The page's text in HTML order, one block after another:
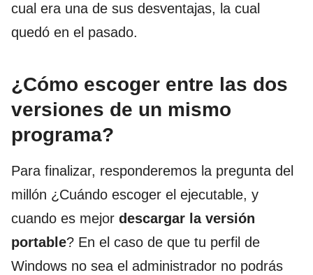
cual era una de sus desventajas, la cual
quedó en el pasado.
¿Cómo escoger entre las dos
versiones de un mismo
programa?
Para finalizar, responderemos la pregunta del
millón ¿Cuándo escoger el ejecutable, y
cuando es mejor descargar la versión
portable? En el caso de que tu perfil de
Windows no sea el administrador no podrás